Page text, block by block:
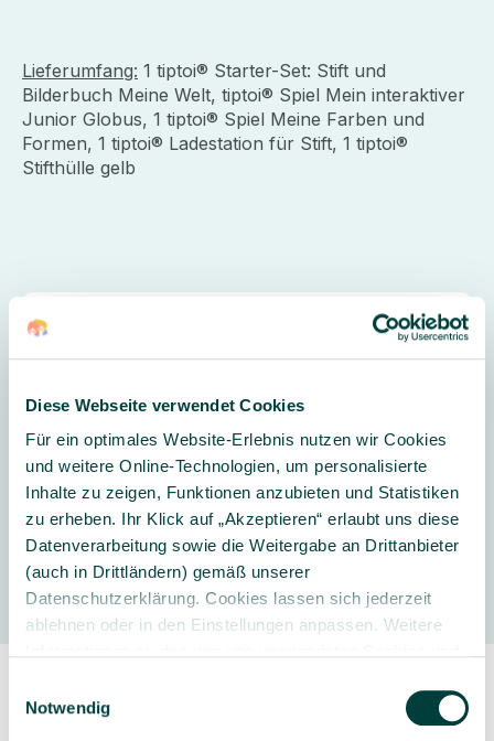
Diese Webseite verwendet Cookies
Für ein optimales Website-Erlebnis nutzen wir Cookies
und weitere Online-Technologien, um personalisierte
Inhalte zu zeigen, Funktionen anzubieten und Statistiken
zu erheben. Ihr Klick auf „Akzeptieren“ erlaubt uns diese
Datenverarbeitung sowie die Weitergabe an Drittanbieter
(auch in Drittländern) gemäß unserer
Datenschutzerklärung. Cookies lassen sich jederzeit
ablehnen oder in den Einstellungen anpassen. Weitere
schutz­erklärung
Notwendig
Lieferumfang: 1 tiptoi® Starter-Set: Stift und
Bilderbuch Meine Welt, tiptoi® Spiel Mein interaktiver
Junior Globus, 1 tiptoi® Spiel Meine Farben und
Formen, 1 tiptoi® Ladestation für Stift, 1 tiptoi®
Stifthülle gelb
Altgeräten
Hersteller